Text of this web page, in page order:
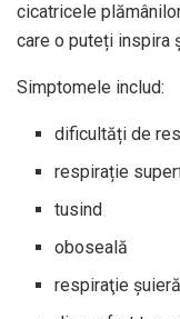
cicatricele
care o puteți inspira
Simptomele includ:
dificultăți de
respirație
tusind
oboseală
respiraţie